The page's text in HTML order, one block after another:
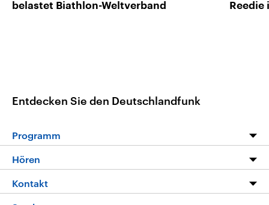
belastet Biathlon-Weltverband
Entdecken Sie den Deutschlandfunk
Programm
Programm
Die Nachrichten
Hören
Livestream
Kontakt